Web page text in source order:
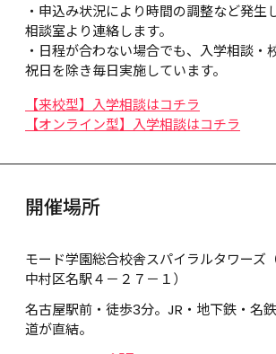
・申込み状況により時間の調整など発生
相談室より連絡します。
・日程が合わない場合でも、入学相談・
祝日を除き毎日実施しています。
【来校型】入学相談はコチラ
【オンライン型】入学相談はコチラ
開催場所
モード学園総合校舎スパイラルタワーズ
中村区名駅４－２７－１）
名古屋駅前・徒歩3分。JR・地下鉄・名
道が直結。